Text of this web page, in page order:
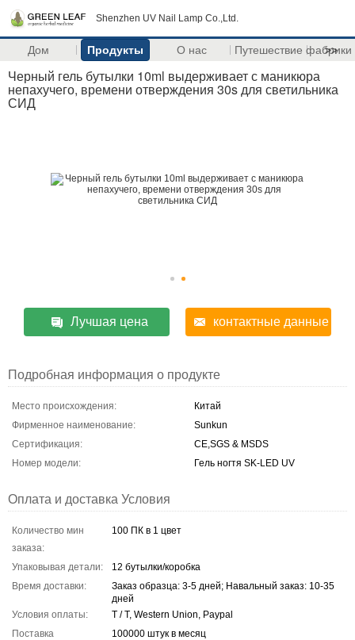
Shenzhen UV Nail Lamp Co.,Ltd.
Дом Продукты О нас Путешествие фабрики
>>
Черный гель бутылки 10ml выдерживает с маникюра
непахучего, времени отверждения 30s для светильника
СИД
Лучшая цена контактные данные
Подробная информация о продукте
Место происхождения:
Китай
Фирменное наименование:
Sunkun
Сертификация:
CE,SGS & MSDS
Номер модели:
Гель ногтя SK-LED UV
Оплата и доставка Условия
Количество мин
заказа:
100 ПК в 1 цвет
Упаковывая детали:
12 бутылки/коробка
Время доставки:
Заказ образца: 3-5 дней; Навальный заказ: 10-35
дней
Условия оплаты:
T / T, Western Union, Paypal
Поставка
100000 штук в месяц